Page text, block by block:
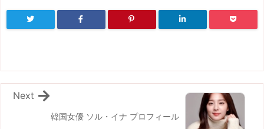
韓国女優 ソル・イナ プロフィール
Next